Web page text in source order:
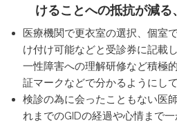
けることへの抵抗が減る
医療機関で更衣室の選択、個室
け付け可能などと受診券に記載
一性障害への理解研修など積極
証マークなどで分かるようにして
検診の為に会ったこともない医
れまでのGIDの経過や心情まで